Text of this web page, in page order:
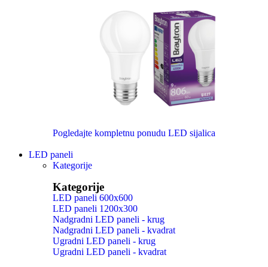
Pogledajte kompletnu ponudu LED sijalica
LED paneli
Kategorije
Kategorije
LED paneli 600x600
LED paneli 1200x300
Nadgradni LED paneli - krug
Nadgradni LED paneli - kvadrat
Ugradni LED paneli - krug
Ugradni LED paneli - kvadrat